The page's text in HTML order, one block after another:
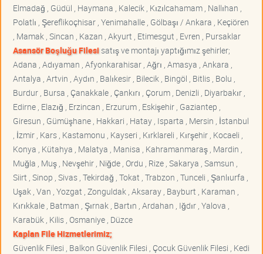
Elmadağ , Güdül , Haymana , Kalecik , Kızılcahamam , Nallıhan ,
Polatlı , Şereflikoçhisar , Yenimahalle , Gölbaşı / Ankara , Keçiören
, Mamak , Sincan , Kazan , Akyurt , Etimesgut , Evren , Pursaklar
Asansör Boşluğu Filesisatış ve montajı yaptığımız şehirler;
Adana , Adıyaman , Afyonkarahisar , Ağrı , Amasya , Ankara ,
Antalya , Artvin , Aydın , Balıkesir , Bilecik , Bingöl , Bitlis , Bolu ,
Burdur , Bursa , Çanakkale , Çankırı , Çorum , Denizli , Diyarbakır ,
Edirne , Elazığ , Erzincan , Erzurum , Eskişehir , Gaziantep ,
Giresun , Gümüşhane , Hakkari , Hatay , Isparta , Mersin , İstanbul
, İzmir , Kars , Kastamonu , Kayseri , Kırklareli , Kırşehir , Kocaeli ,
Konya , Kütahya , Malatya , Manisa , Kahramanmaraş , Mardin ,
Muğla , Muş , Nevşehir , Niğde , Ordu , Rize , Sakarya , Samsun ,
Siirt , Sinop , Sivas , Tekirdağ , Tokat , Trabzon , Tunceli , Şanlıurfa ,
Uşak , Van , Yozgat , Zonguldak , Aksaray , Bayburt , Karaman ,
Kırıkkale , Batman , Şırnak , Bartın , Ardahan , Iğdır , Yalova ,
Karabük , Kilis , Osmaniye , Düzce
Kaplan File Hizmetlerimiz;
Güvenlik Filesi , Balkon Güvenlik Filesi , Çocuk Güvenlik Filesi , Kedi